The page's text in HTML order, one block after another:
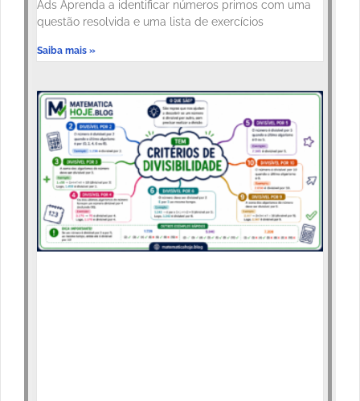
Ads Aprenda a identificar números primos com uma
questão resolvida e uma lista de exercícios
Saiba mais »